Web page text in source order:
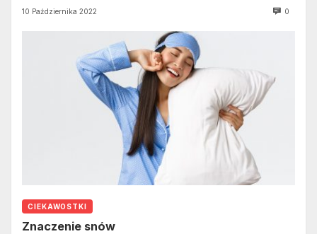
10 Października 2022 0
CIEKAWOSTKI
Znaczenie snów